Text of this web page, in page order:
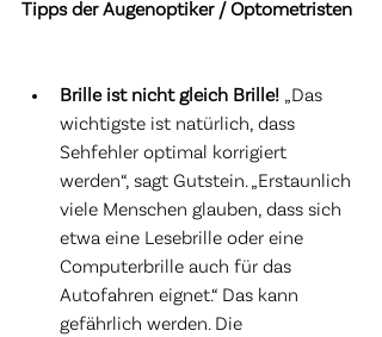
Tipps der Augenoptiker / Optometristen
Brille ist nicht gleich Brille! „Das
wichtigste ist natürlich, dass
Sehfehler optimal korrigiert
werden“, sagt Gutstein. „Erstaunlich
viele Menschen glauben, dass sich
etwa eine Lesebrille oder eine
Computerbrille auch für das
Autofahren eignet.“ Das kann
gefährlich werden. Die